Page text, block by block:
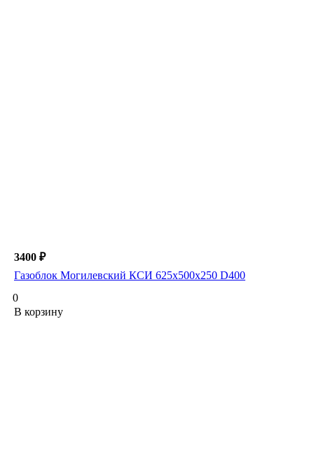
3400 ₽
Газоблок Могилевский КСИ 625х500х250 D400
0
В корзину